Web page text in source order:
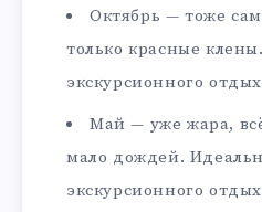
Октябрь — тоже
только красные
экскурсионного
Май — уже жара,
мало дождей.
экскурсионного